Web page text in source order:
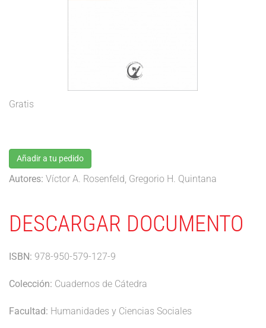
Gratis
Añadir a tu pedido
Autores: Víctor A. Rosenfeld, Gregorio H. Quintana
DESCARGAR DOCUMENTO
ISBN: 978-950-579-127-9
Colección: Cuadernos de Cátedra
Facultad: Humanidades y Ciencias Sociales